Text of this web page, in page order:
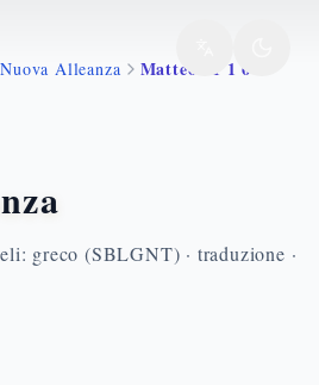
Nuova Alleanza Matteo 11 1 6
greco (SBLGNT) · traduzione ·